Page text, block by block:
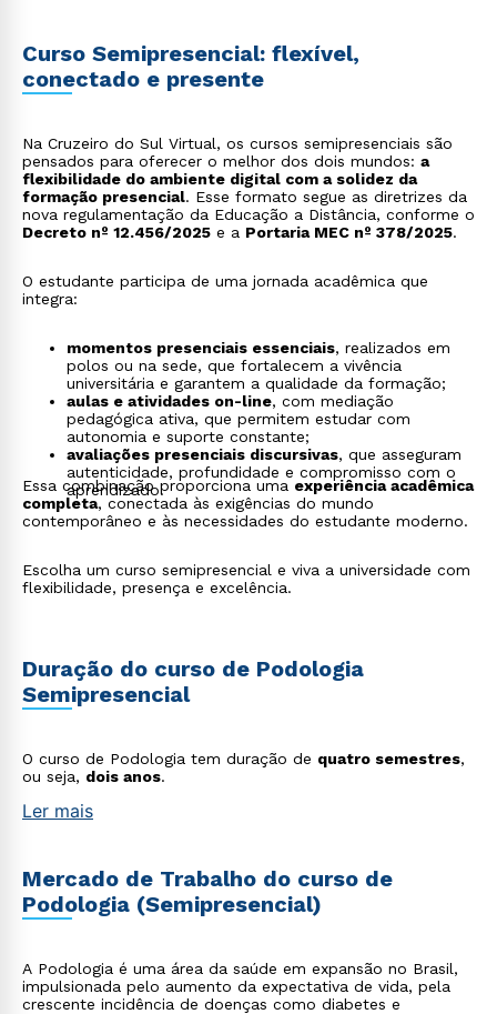
Curso Semipresencial: flexível,
conectado e presente
Na Cruzeiro do Sul Virtual, os cursos semipresenciais são
pensados para oferecer o melhor dos dois mundos: a
flexibilidade do ambiente digital com a solidez da
formação presencial. Esse formato segue as diretrizes da
nova regulamentação da Educação a Distância, conforme o
Decreto nº 12.456/2025 e a Portaria MEC nº 378/2025.
O estudante participa de uma jornada acadêmica que
integra:
momentos presenciais essenciais, realizados em
polos ou na sede, que fortalecem a vivência
universitária e garantem a qualidade da formação;
aulas e atividades on-line, com mediação
pedagógica ativa, que permitem estudar com
autonomia e suporte constante;
avaliações presenciais discursivas, que asseguram
autenticidade, profundidade e compromisso com o
aprendizado.
Essa combinação proporciona uma experiência acadêmica
completa, conectada às exigências do mundo
contemporâneo e às necessidades do estudante moderno.
Escolha um curso semipresencial e viva a universidade com
flexibilidade, presença e excelência.
Duração do curso de Podologia
Semipresencial
O curso de Podologia tem duração de quatro semestres,
ou seja, dois anos.
Ler mais
Mercado de Trabalho do curso de
Podologia (Semipresencial)
A Podologia é uma área da saúde em expansão no Brasil,
impulsionada pelo aumento da expectativa de vida, pela
crescente incidência de doenças como diabetes e